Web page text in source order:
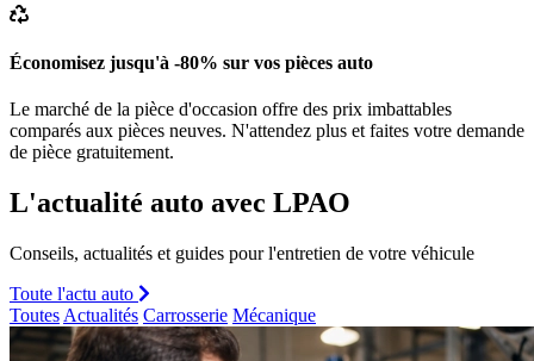
Économisez jusqu'à -80% sur vos pièces auto
Le marché de la pièce d'occasion offre des prix imbattables
comparés aux pièces neuves. N'attendez plus et faites votre demande
de pièce gratuitement.
L'actualité auto avec LPAO
Conseils, actualités et guides pour l'entretien de votre véhicule
Toute l'actu auto
Toutes Actualités Carrosserie Mécanique